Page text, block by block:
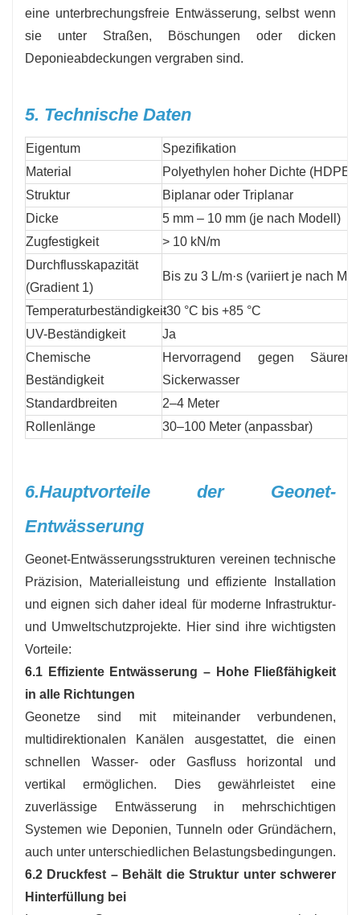
eine unterbrechungsfreie Entwässerung, selbst wenn
sie unter Straßen, Böschungen oder dicken
Deponieabdeckungen vergraben sind.
5. Technische Daten
Eigentum
Spezifikation
Material
Polyethylen hoher Dichte (HDPE)
Struktur
Biplanar oder Triplanar
Dicke
5 mm – 10 mm (je nach Modell)
Zugfestigkeit
> 10 kN/m
Durchflusskapazität
(Gradient 1)
Bis zu 3 L/m·s (variiert je nach
Temperaturbeständigkeit-30 °C bis +85 °C
UV-Beständigkeit
Ja
Chemische
Beständigkeit
Hervorragend gegen
Sickerwasser
Standardbreiten
2–4 Meter
Rollenlänge
30–100 Meter (anpassbar)
6.Hauptvorteile der Geonet-
Entwässerung
Geonet-Entwässerungsstrukturen vereinen technische
Präzision, Materialleistung und effiziente Installation
und eignen sich daher ideal für moderne Infrastruktur-
und Umweltschutzprojekte. Hier sind ihre wichtigsten
Vorteile:
6.1 Effiziente Entwässerung – Hohe Fließfähigkeit
in alle Richtungen
Geonetze sind mit miteinander verbundenen,
multidirektionalen Kanälen ausgestattet, die einen
schnellen Wasser- oder Gasfluss horizontal und
vertikal ermöglichen. Dies gewährleistet eine
zuverlässige Entwässerung in mehrschichtigen
Systemen wie Deponien, Tunneln oder Gründächern,
auch unter unterschiedlichen Belastungsbedingungen.
6.2 Druckfest – Behält die Struktur unter schwerer
Hinterfüllung bei